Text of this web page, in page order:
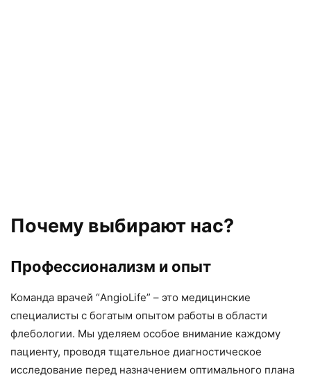
Почему выбирают нас?
Профессионализм и опыт
Команда врачей “AngioLife” – это медицинские
специалисты с богатым опытом работы в области
флебологии. Мы уделяем особое внимание каждому
пациенту, проводя тщательное диагностическое
исследование перед назначением оптимального плана